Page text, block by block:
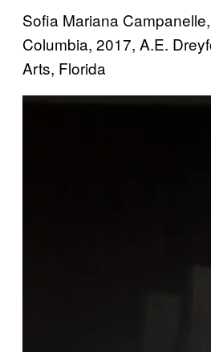
Sofia Mariana
Columbia, 2017, A.E.
Arts, Florida